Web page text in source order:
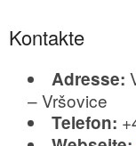
Kontakte
Adresse:
– Vršovice
Telefon: